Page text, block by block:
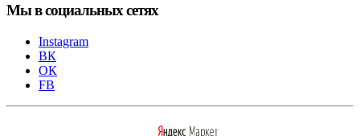
Мы в социальных сетях
Instagram
ВК
ОК
FB